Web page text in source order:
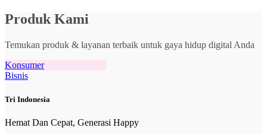
Produk Kami
Temukan produk & layanan terbaik untuk gaya hidup digital Anda
Konsumer
Bisnis
Tri Indonesia
Hemat Dan Cepat, Generasi Happy